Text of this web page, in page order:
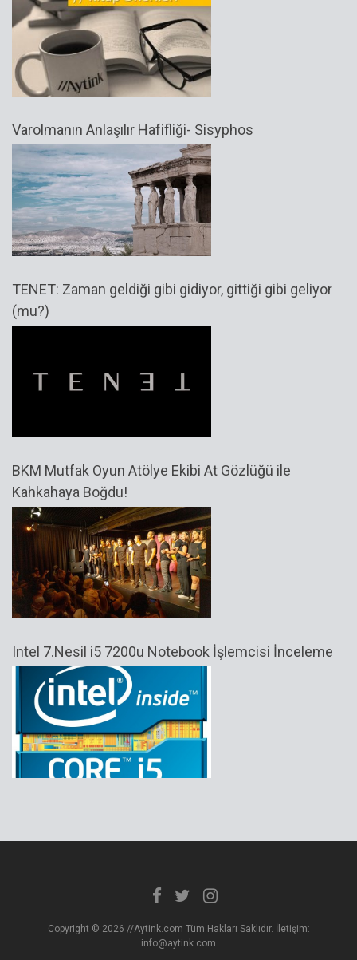
Varolmanın Anlaşılır Hafifliği- Sisyphos
TENET: Zaman geldiği gibi gidiyor, gittiği gibi geliyor
(mu?)
BKM Mutfak Oyun Atölye Ekibi At Gözlüğü ile
Kahkahaya Boğdu!
Intel 7.Nesil i5 7200u Notebook İşlemcisi İnceleme
Copyright © 2026 //Aytink.com Tüm Hakları Saklıdır. İletişim:
info@aytink.com